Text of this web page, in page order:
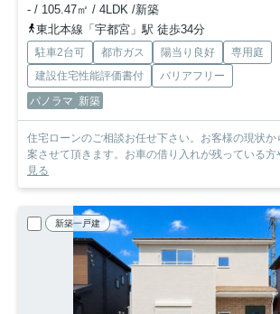
- / 105.47㎡ / 4LDK /新築
東北本線「宇都宮」駅 徒歩34分
駐車2台可 都市ガス 陽当り良好
専用庭
建設住宅性能評価書付
バリアフリー
パノラマ 新築
住宅ローンのご相談お任せ下さい。お客様の現状か
案させて頂きます。お車の借り入れが残っている方
見る
新築一戸建